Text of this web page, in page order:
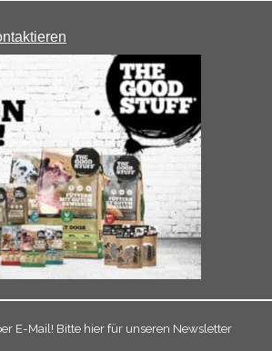
E-Mail! Bitte hier für unseren Newsletter